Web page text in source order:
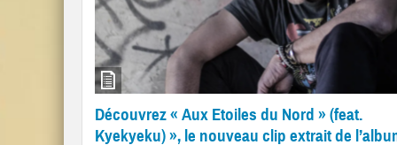
Découvrez « Aux Etoiles du Nord » (feat.
Kyekyeku) », le nouveau clip extrait de